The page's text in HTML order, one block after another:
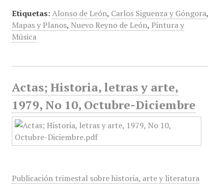
Etiquetas: Alonso de León, Carlos Siguenza y Góngora,
Mapas y Planos, Nuevo Reyno de León, Pintura y
Música
Actas; Historia, letras y arte,
1979, No 10, Octubre-Diciembre
Publicación trimestal sobre historia, arte y literatura